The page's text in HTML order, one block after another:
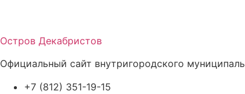
Остров Декабристов
Официальный сайт внутригородского
+7 (812) 351-19-15